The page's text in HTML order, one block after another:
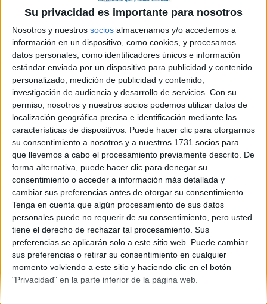
Su privacidad es importante para nosotros
Nosotros y nuestros socios almacenamos y/o accedemos a
información en un dispositivo, como cookies, y procesamos
datos personales, como identificadores únicos e información
estándar enviada por un dispositivo para publicidad y contenido
personalizado, medición de publicidad y contenido,
investigación de audiencia y desarrollo de servicios. Con su
permiso, nosotros y nuestros socios podemos utilizar datos de
localización geográfica precisa e identificación mediante las
características de dispositivos. Puede hacer clic para otorgarnos
su consentimiento a nosotros y a nuestros 1731 socios para
que llevemos a cabo el procesamiento previamente descrito. De
forma alternativa, puede hacer clic para denegar su
consentimiento o acceder a información más detallada y
cambiar sus preferencias antes de otorgar su consentimiento.
Tenga en cuenta que algún procesamiento de sus datos
personales puede no requerir de su consentimiento, pero usted
tiene el derecho de rechazar tal procesamiento. Sus
preferencias se aplicarán solo a este sitio web. Puede cambiar
sus preferencias o retirar su consentimiento en cualquier
momento volviendo a este sitio y haciendo clic en el botón
"Privacidad" en la parte inferior de la página web.
Comunidad:
Madrid
Año del examen:
2013
Mes de examen:
Septiembre
Asignatura:
Inglés
Descripción del fichero:
Con soluciones
Fichero Examen:
examen-selectividad-ingles-madrid-2013-septiembre.pdf
Quiénes somos |Contactar|Anúnciate
Aviso legal|Politica de privacidad|Condiciones generales|
de cookies